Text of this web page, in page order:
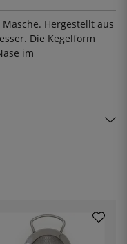
Hergestellt aus
Die Kegelform
im